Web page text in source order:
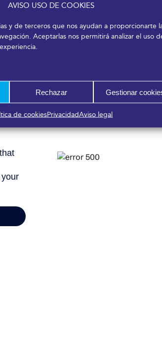
AVISO USO DE COOKIES
y de terceros que nos ayudan a proporcionarte
Aceptarlas nos permitirá analizar el uso
Rechazar Gestionar
de cookiesPrivacidadAviso legal